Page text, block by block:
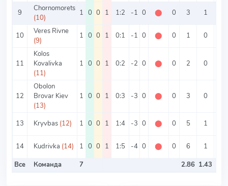
9
Chornomorets
(10)
1 0 0 1 1:2 -1 0 ⬤ 0 3 1
10
Veres Rivne
(9)
1 0 0 1 0:1 -1 0 ⬤ 0 1 0
11
Kolos
Kovalivka
(11)
1 0 0 1 0:2 -2 0 ⬤ 0 2 0
12
Obolon
Brovar Kiev
(13)
1 0 0 1 0:3 -3 0 ⬤ 0 3 0
13 Kryvbas (12) 1 0 0 1 1:4 -3 0 ⬤ 0 5 1
14 Kudrivka (14) 1 0 0 1 1:5 -4 0 ⬤ 0 6 1
Все
Команда 7 2.86 1.43